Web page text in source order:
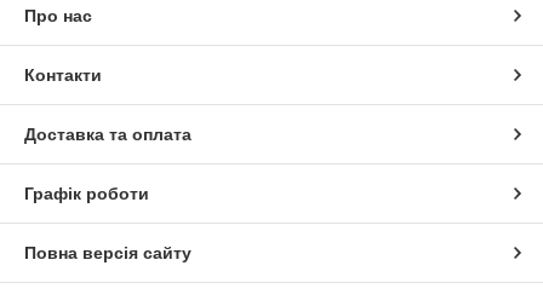
Про нас
Контакти
Доставка та оплата
Графік роботи
Повна версія сайту